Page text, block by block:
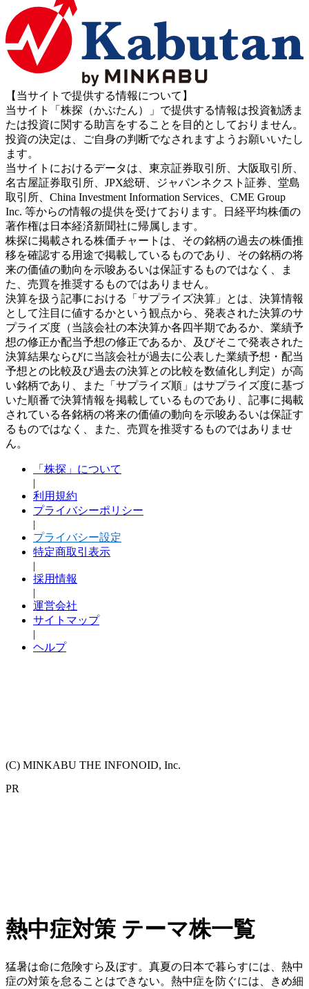
【当サイトで提供する情報について】
当サイト「株探（かぶたん）」で提供する情報は投資勧誘ま
たは投資に関する助言をすることを目的としておりません。
投資の決定は、ご自身の判断でなされますようお願いいたし
ます。
当サイトにおけるデータは、東京証券取引所、大阪取引所、
名古屋証券取引所、JPX総研、ジャパンネクスト証券、堂島
取引所、China Investment Information Services、CME Group
Inc. 等からの情報の提供を受けております。日経平均株価の
著作権は日本経済新聞社に帰属します。
株探に掲載される株価チャートは、その銘柄の過去の株価推
移を確認する用途で掲載しているものであり、その銘柄の将
来の価値の動向を示唆あるいは保証するものではなく、ま
た、売買を推奨するものではありません。
決算を扱う記事における「サプライズ決算」とは、決算情報
として注目に値するかという観点から、発表された決算のサ
プライズ度（当該会社の本決算か各四半期であるか、業績予
想の修正か配当予想の修正であるか、及びそこで発表された
決算結果ならびに当該会社が過去に公表した業績予想・配当
予想との比較及び過去の決算との比較を数値化し判定）が高
い銘柄であり、また「サプライズ順」はサプライズ度に基づ
いた順番で決算情報を掲載しているものであり、記事に掲載
されている各銘柄の将来の価値の動向を示唆あるいは保証す
るものではなく、また、売買を推奨するものではありませ
ん。
「株探」について
|
利用規約
プライバシーポリシー
|
プライバシー設定
特定商取引表示
|
採用情報
|
運営会社
サイトマップ
|
ヘルプ
(C) MINKABU THE INFONOID, Inc.
PR
熱中症対策 テーマ株一覧
猛暑は命に危険すら及ぼす。真夏の日本で暮らすには、熱中
症の対策を怠ることはできない。熱中症を防ぐには、きめ細